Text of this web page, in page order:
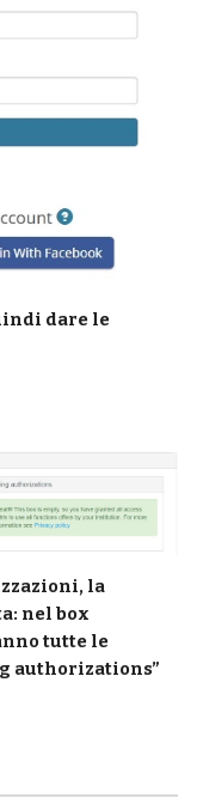
dare le
la
nel box
tutte le
authorizations”